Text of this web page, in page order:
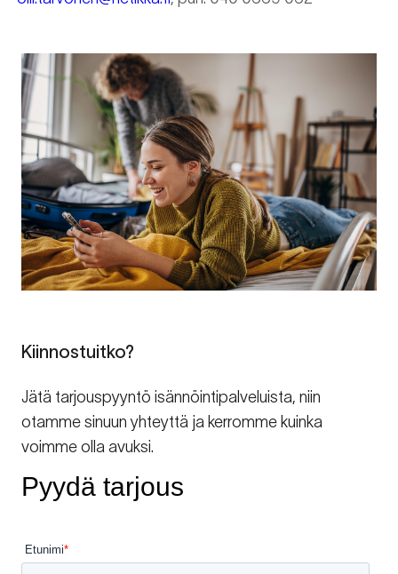
Kiinnostuitko?
Jätä tarjouspyyntö isännöintipalveluista, niin
otamme sinuun yhteyttä ja kerromme kuinka
voimme olla avuksi.